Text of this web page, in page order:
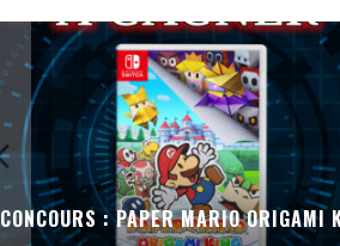
CONCOURS : PAPER MARIO ORIGAMI